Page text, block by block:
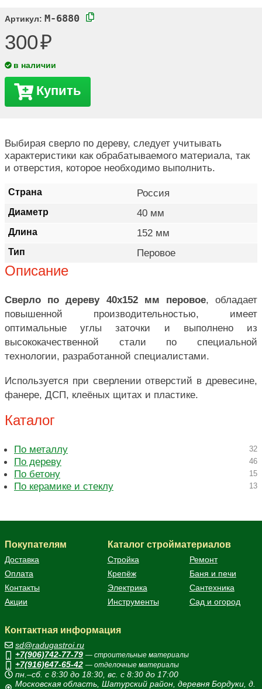
Артикул: M-6880
300
в наличии
Купить
Страна Россия
Диаметр 40 мм
Длина 152 мм
Тип Перовое
Выбирая сверло по дереву, следует учитывать
характеристики как обрабатываемого материала, так
и отверстия, которое необходимо выполнить.
Описание
Сверло по дереву 40х152 мм перовое, обладает
повышенной производительностью, имеет
оптимальные углы заточки и выполнено из
высококачественной стали по специальной
технологии, разработанной специалистами.
Используется при сверлении отверстий в древесине,
фанере, ДСП, клеёных щитах и пластике.
Каталог
По металлу 32
По дереву 46
По бетону 15
По керамике и стеклу 13
Покупателям
Доставка
Оплата
Контакты
Акции
Каталог стройматериалов
Стройка
Ремонт
Крепёж
Баня и печи
Электрика
Сантехника
Инструменты
Сад и огород
Контактная информация
sd@radugastroi.ru
+7(906)742-77-79 — строительные материалы
+7(916)647-65-42 — отделочные материалы
пн.–сб. с 8:30 до 18:30, вс. с 8:30 до 17:00
Московская область, Шатурский район, деревня Бордуки, д.